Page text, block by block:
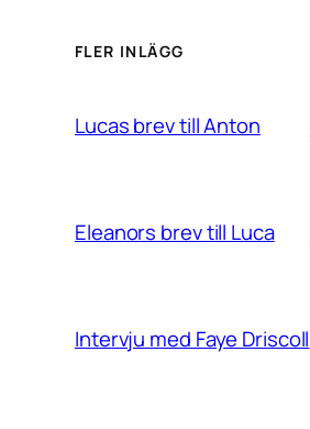
FLER INLÄGG
Lucas brev till Anton
Eleanors brev till Luca
Intervju med Faye Driscoll